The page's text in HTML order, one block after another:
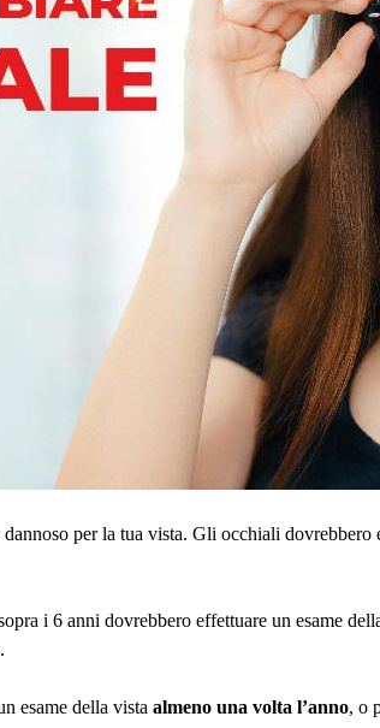
dannoso per la tua vista. Gli occhiali
i 6 anni dovrebbero effettuare un esame
esame della vista almeno una volta l’anno, o